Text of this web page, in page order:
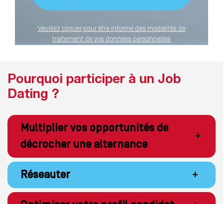
Veuillez cliquer pour être informé des modalités de
traitement de vos données personnelles
Pourquoi participer à un Job
Dating ?
Multiplier vos opportunités de
décrocher une alternance
+
Réseauter +